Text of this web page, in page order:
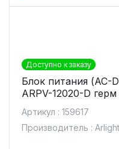
Доступно к заказу
Блок питания (AC-
ARPV-12020-D
Артикул : 159617
Производитель : Arlight